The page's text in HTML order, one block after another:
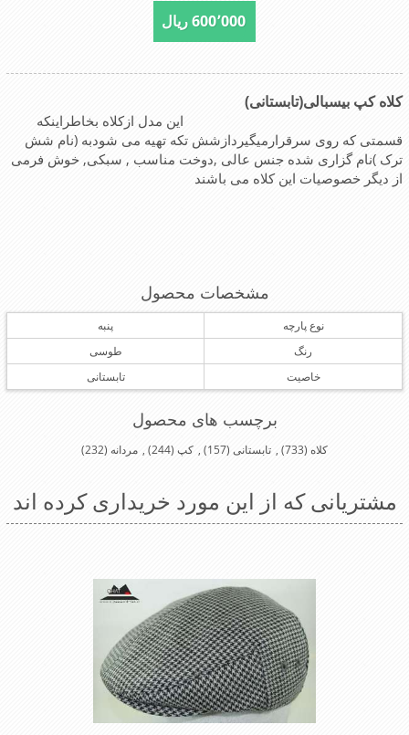
600٬000 ریال
کلاه کپ بیسبالی(تابستانی)
این مدل ازکلاه بخاطراینکه
قسمتی که روی سرقرارمیگیردازشش تکه تهیه می شودبه (نام شش
ترک )نام گزاری شده جنس عالی ,دوخت مناسب , سبکی, خوش فرمی
از دیگر خصوصیات این کلاه می باشند
مشخصات محصول
نوع پارچه
پنبه
رنگ
طوسی
خاصیت
تابستانی
برچسب های محصول
کلاه (733)
, تابستانی (157)
, کپ (244)
, مردانه (232)
مشتریانی که از این مورد خریداری کرده اند